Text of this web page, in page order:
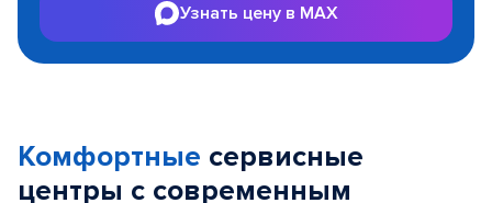
Узнать цену в MAX
Комфортные сервисные
центры с современным